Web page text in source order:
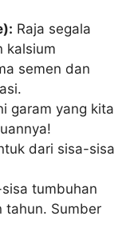
Raja segala
kalsium
semen dan
garam yang kita
dari sisa-sisa
tumbuhan
tahun. Sumber